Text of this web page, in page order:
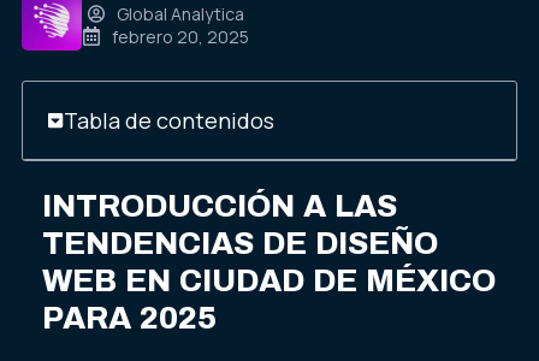
Global Analytica
febrero 20, 2025
Tabla de contenidos
INTRODUCCIÓN A LAS
TENDENCIAS DE DISEÑO
WEB EN CIUDAD DE MÉXICO
PARA 2025